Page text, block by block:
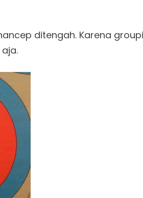
ditengah. Karena